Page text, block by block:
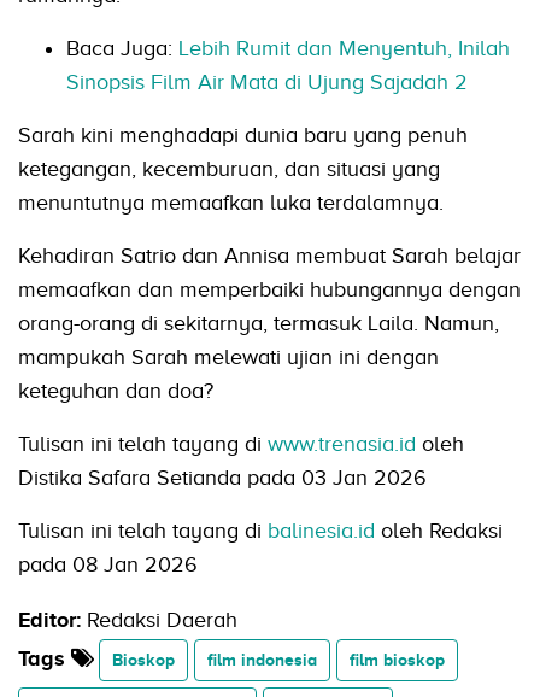
Baca Juga: Lebih Rumit dan Menyentuh, Inilah
Sinopsis Film Air Mata di Ujung Sajadah 2
Sarah kini menghadapi dunia baru yang penuh
ketegangan, kecemburuan, dan situasi yang
menuntutnya memaafkan luka terdalamnya.
Kehadiran Satrio dan Annisa membuat Sarah belajar
memaafkan dan memperbaiki hubungannya dengan
orang-orang di sekitarnya, termasuk Laila. Namun,
mampukah Sarah melewati ujian ini dengan
keteguhan dan doa?
Tulisan ini telah tayang di www.trenasia.id oleh
Distika Safara Setianda pada 03 Jan 2026
Tulisan ini telah tayang di balinesia.id oleh Redaksi
pada 08 Jan 2026
Editor: Redaksi Daerah
Tags
Bioskop film indonesia film bioskop